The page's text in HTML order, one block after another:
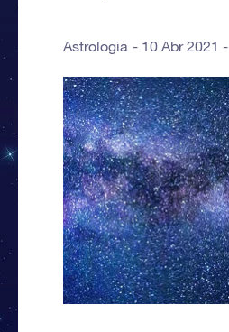
Astrologia 10 Abr 2021